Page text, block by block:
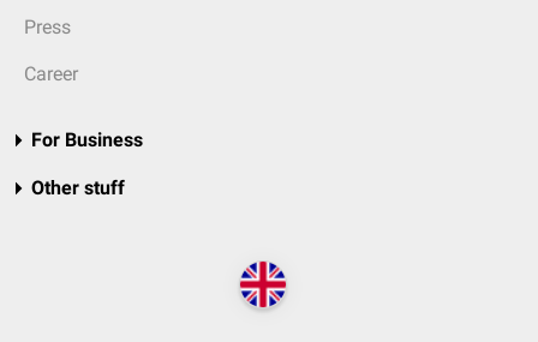
Press
Career
For Business
Other stuff